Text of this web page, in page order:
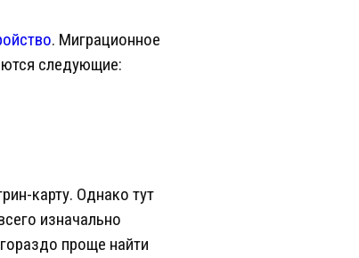
. Миграционное
следующие:
карту. Однако тут
изначально
проще найти